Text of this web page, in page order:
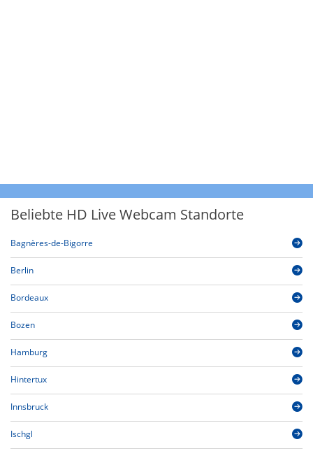
Beliebte HD Live Webcam Standorte
Bagnères-de-Bigorre
Berlin
Bordeaux
Bozen
Hamburg
Hintertux
Innsbruck
Ischgl